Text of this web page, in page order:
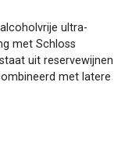
ultra-
met Schloss
uit reservewijnen
met latere